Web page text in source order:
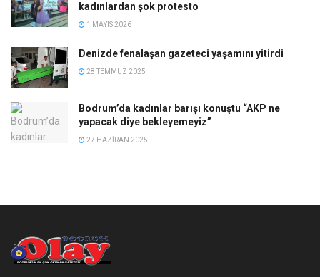
kadınlardan şok protesto
1 MAYIS 2026
Denizde fenalaşan gazeteci yaşamını yitirdi
28 TEMMUZ 2025
Bodrum’da kadınlar barışı konuştu “AKP ne
yapacak diye bekleyemeyiz”
27 HAZIRAN 2025